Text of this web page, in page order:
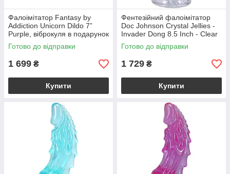
Фалоімітатор Fantasy by
Addiction Unicorn Dildo 7”
Purple, віброкуля в подарунок
Готово до відправки
1 699 ₴
Купити
Фентезійний фалоімітатор
Doc Johnson Crystal Jellies -
Invader Dong 8.5 Inch - Clear
Готово до відправки
1 729 ₴
Купити